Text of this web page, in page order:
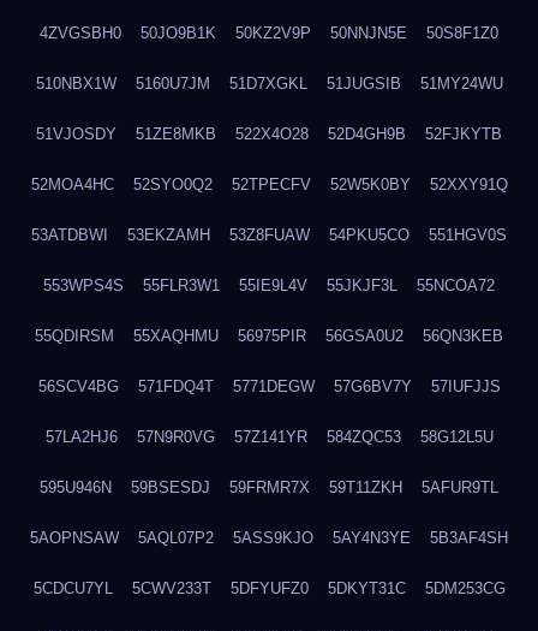
4ZVGSBH0 50JO9B1K 50KZ2V9P 50NNJN5E 50S8F1Z0
510NBX1W 5160U7JM 51D7XGKL 51JUGSIB 51MY24WU
51VJOSDY 51ZE8MKB 522X4O28 52D4GH9B 52FJKYTB
52MOA4HC 52SYO0Q2 52TPECFV 52W5K0BY 52XXY91Q
53ATDBWI 53EKZAMH 53Z8FUAW 54PKU5CO 551HGV0S
553WPS4S 55FLR3W1 55IE9L4V 55JKJF3L 55NCOA72
55QDIRSM 55XAQHMU 56975PIR 56GSA0U2 56QN3KEB
56SCV4BG 571FDQ4T 5771DEGW 57G6BV7Y 57IUFJJS
57LA2HJ6 57N9R0VG 57Z141YR 584ZQC53 58G12L5U
595U946N 59BSESDJ 59FRMR7X 59T11ZKH 5AFUR9TL
5AOPNSAW 5AQL07P2 5ASS9KJO 5AY4N3YE 5B3AF4SH
5CDCU7YL 5CWV233T 5DFYUFZ0 5DKYT31C 5DM253CG